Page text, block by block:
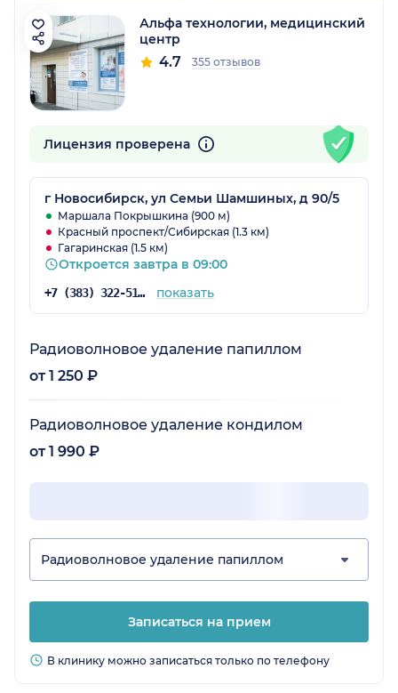
Альфа технологии, медицинский
центр
4.7 355 отзывов
Лицензия проверена
г Новосибирск, ул Семьи Шамшиных, д 90/5
Маршала Покрышкина (900 м)
Красный проспект/Сибирская (1.3 км)
Гагаринская (1.5 км)
Откроется завтра в 09:00
+7 (383) 322-51-84 показать
Радиоволновое удаление папиллом
от 1 250 ₽
Радиоволновое удаление кондилом
от 1 990 ₽
Радиоволновое удаление папиллом
Записаться на прием
В клинику можно записаться только по телефону